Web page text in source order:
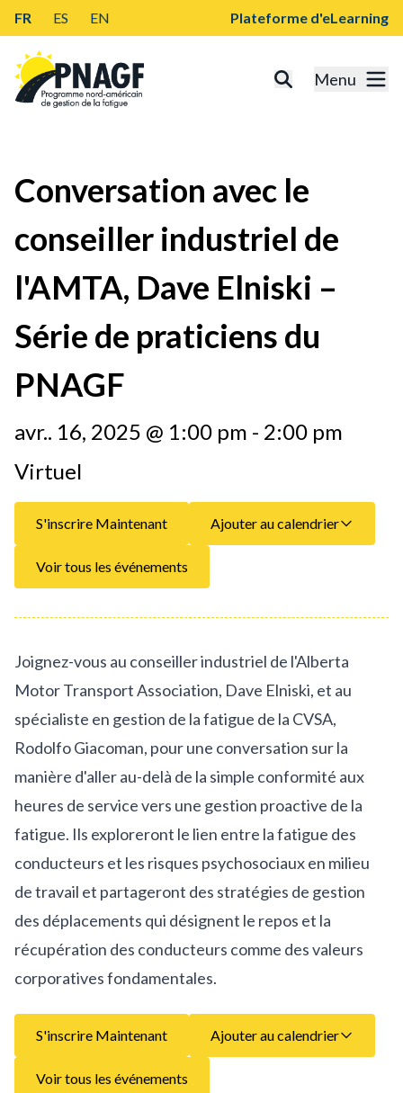
FR ES EN Plateforme d'eLearning
Menu
Conversation avec le
conseiller industriel de
l'AMTA, Dave Elniski –
Série de praticiens du
PNAGF
avr.. 16, 2025 @ 1:00 pm - 2:00 pm
Virtuel
S'inscrire Maintenant Ajouter au calendrier
Voir tous les événements
Joignez-vous au conseiller industriel de l'Alberta
Motor Transport Association, Dave Elniski, et au
spécialiste en gestion de la fatigue de la CVSA,
Rodolfo Giacoman, pour une conversation sur la
manière d'aller au-delà de la simple conformité aux
heures de service vers une gestion proactive de la
fatigue. Ils exploreront le lien entre la fatigue des
conducteurs et les risques psychosociaux en milieu
de travail et partageront des stratégies de gestion
des déplacements qui désignent le repos et la
récupération des conducteurs comme des valeurs
corporatives fondamentales.
S'inscrire Maintenant Ajouter au calendrier
Voir tous les événements